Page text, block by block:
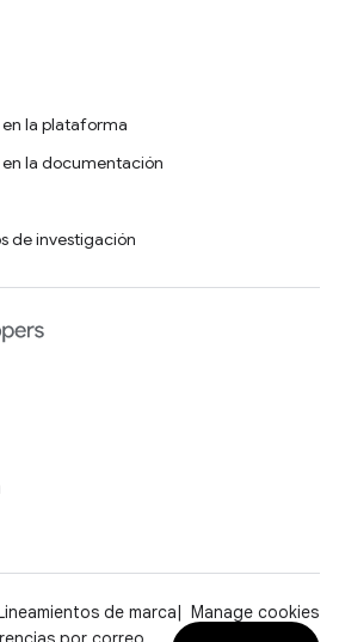
la plataforma
la documentación
de investigación
de marca
Manage cookies